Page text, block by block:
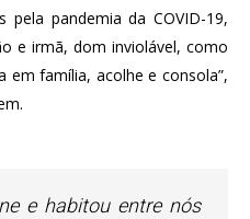
pela pandemia da COVID-19,
e irmã, dom inviolável, como
em família, acolhe e consola”,
e habitou entre nós